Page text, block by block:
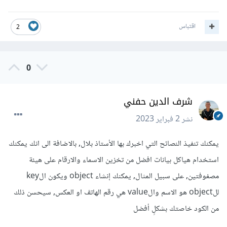
2 اقتباس
0
شرف الدين حفني
نشر2 فبراير 2023
يمكنك تنفيذ النصائح التي اخبرك بها الأستاذ بلال, بالاضافة الى انك يمكنك
استخدام هياكل بيانات افضل من تخزين الاسماء والارقام على هيئة
مصفوفتين, على سبيل المثال, يمكنك إنشاء object ويكون الkey
للobject هو الاسم والvalue هي رقم الهاتف او العكس, سيحسن ذلك
من الكود خاصتك بشكلٍ أفضل